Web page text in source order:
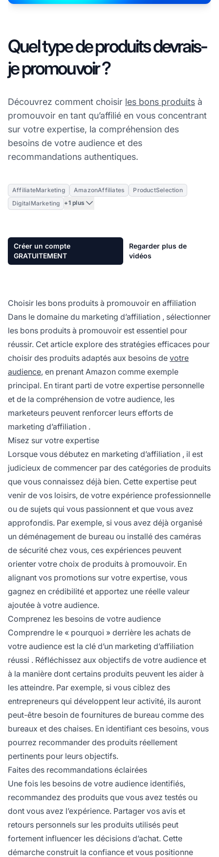
Quel type de produits devrais-
je promouvoir ?
Découvrez comment choisir les bons produits à
promouvoir en tant qu’affilié en vous concentrant
sur votre expertise, la compréhension des
besoins de votre audience et des
recommandations authentiques.
AffiliateMarketing AmazonAffiliates
ProductSelection
DigitalMarketing
+1 plus
Créer un compte
GRATUITEMENT
Regarder plus de
vidéos
Choisir les bons produits à promouvoir en affiliation
Dans le domaine du marketing d’affiliation , sélectionner
les bons produits à promouvoir est essentiel pour
réussir. Cet article explore des stratégies efficaces pour
choisir des produits adaptés aux besoins de votre
audience, en prenant Amazon comme exemple
principal. En tirant parti de votre expertise personnelle
et de la compréhension de votre audience, les
marketeurs peuvent renforcer leurs efforts de
marketing d’affiliation .
Misez sur votre expertise
Lorsque vous débutez en marketing d’affiliation , il est
judicieux de commencer par des catégories de produits
que vous connaissez déjà bien. Cette expertise peut
venir de vos loisirs, de votre expérience professionnelle
ou de sujets qui vous passionnent et que vous avez
approfondis. Par exemple, si vous avez déjà organisé
un déménagement de bureau ou installé des caméras
de sécurité chez vous, ces expériences peuvent
orienter votre choix de produits à promouvoir. En
alignant vos promotions sur votre expertise, vous
gagnez en crédibilité et apportez une réelle valeur
ajoutée à votre audience.
Comprenez les besoins de votre audience
Comprendre le « pourquoi » derrière les achats de
votre audience est la clé d’un marketing d’affiliation
réussi . Réfléchissez aux objectifs de votre audience et
à la manière dont certains produits peuvent les aider à
les atteindre. Par exemple, si vous ciblez des
entrepreneurs qui développent leur activité, ils auront
peut-être besoin de fournitures de bureau comme des
bureaux et des chaises. En identifiant ces besoins, vous
pourrez recommander des produits réellement
pertinents pour leurs objectifs.
Faites des recommandations éclairées
Une fois les besoins de votre audience identifiés,
recommandez des produits que vous avez testés ou
dont vous avez l’expérience. Partager vos avis et
retours personnels sur les produits utilisés peut
fortement influencer les décisions d’achat. Cette
démarche construit la confiance et vous positionne